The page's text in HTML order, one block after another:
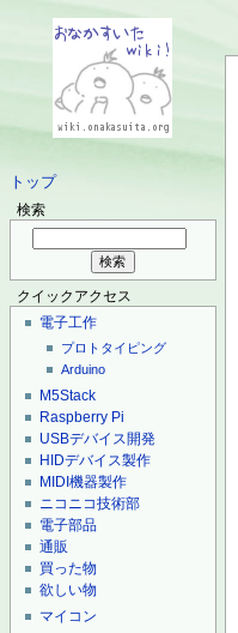
トップ
検索
クイックアクセス
電子工作
プロトタイピング
Arduino
M5Stack
Raspberry Pi
USBデバイス開発
HIDデバイス製作
MIDI機器製作
ニコニコ技術部
電子部品
通販
買った物
欲しい物
マイコン